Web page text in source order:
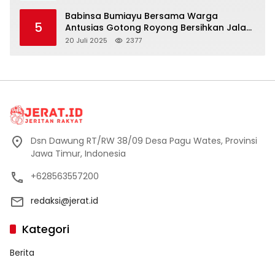
5
Babinsa Bumiayu Bersama Warga
Antusias Gotong Royong Bersihkan Jalan
Dusun Banaran
20 Juli 2025 2377
Dsn Dawung RT/RW 38/09 Desa Pagu Wates, Provinsi
Jawa Timur, Indonesia
+628563557200
redaksi@jerat.id
Kategori
Berita